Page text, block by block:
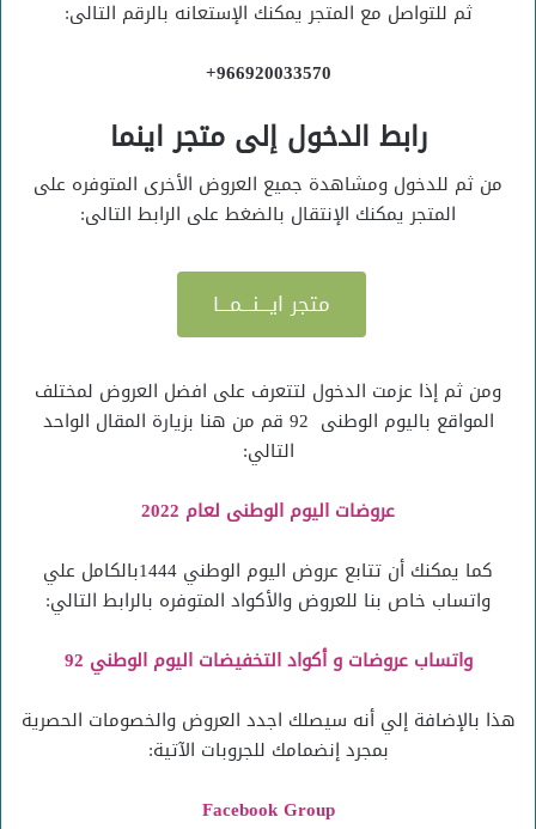
ثم للتواصل مع المتجر يمكنك الإستعانه بالرقم التالى:
966920033570+
رابط الدخول إلى متجر اينما
من ثم للدخول ومشاهدة جميع العروض الأخرى المتوفره على
المتجر يمكنك الإنتقال بالضغط على الرابط التالى:
متجر ايـــنـــمـــا
ومن ثم إذا عزمت الدخول لتتعرف على افضل العروض لمختلف
المواقع باليوم الوطنى 92 قم من هنا بزيارة المقال الواحد
التالي:
عروضات اليوم الوطنى لعام 2022
كما يمكنك أن تتابع عروض اليوم الوطني 1444بالكامل علي
واتساب خاص بنا للعروض والأكواد المتوفره بالرابط التالي:
واتساب عروضات و أكواد التخفيضات اليوم الوطني 92
هذا بالإضافة إلي أنه سيصلك اجدد العروض والخصومات الحصرية
بمجرد إنضمامك للجروبات الآتية:
Facebook Group